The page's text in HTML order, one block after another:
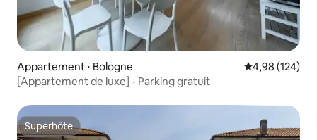
Appartement ⋅ Bologne Évaluation
4,98 (124)
[Appartement de luxe] - Parking gratuit
Superhôte
Superhôte